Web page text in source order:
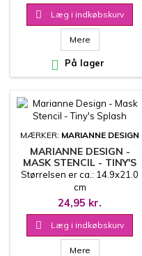
 Læg i indkøbskurv
Mere
 På lager
MÆRKER: MARIANNE DESIGN
MARIANNE DESIGN -
MASK STENCIL - TINY'S
SPLASH
Størrelsen er ca.: 14.9x21.0
cm
24,95 kr.
 Læg i indkøbskurv
Mere